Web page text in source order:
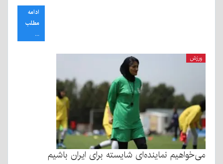
ادامه
مطلب
...
ورزش
می‌خواهیم نماینده‌ای شایسته برای ایران باشیم